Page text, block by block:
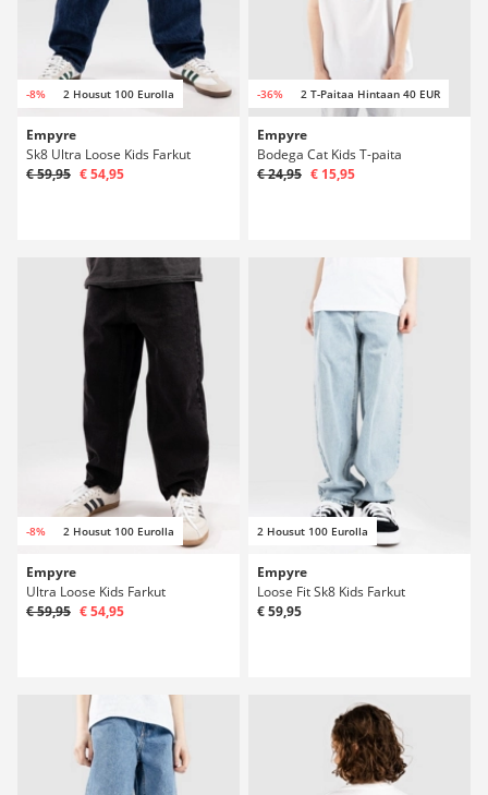
-8% 2 Housut 100 Eurolla
Empyre
Sk8 Ultra Loose Kids Farkut
€ 59,95 € 54,95
-36% 2 T-Paitaa Hintaan 40 EUR
Empyre
Bodega Cat Kids T-paita
€ 24,95 € 15,95
-8% 2 Housut 100 Eurolla
Empyre
Ultra Loose Kids Farkut
€ 59,95 € 54,95
2 Housut 100 Eurolla
Empyre
Loose Fit Sk8 Kids Farkut
€ 59,95